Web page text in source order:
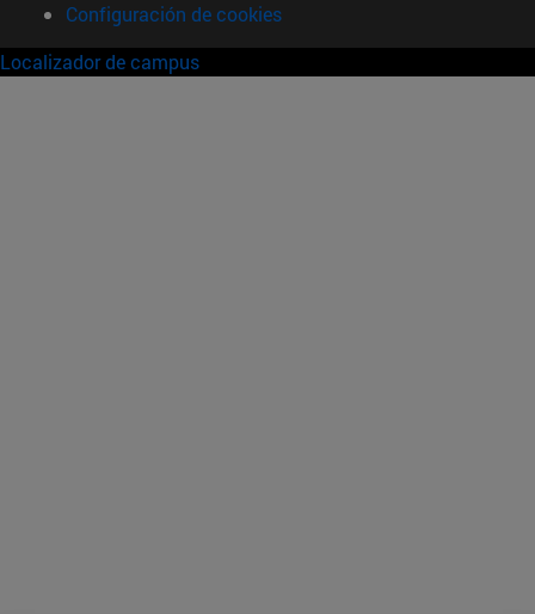
Configuración de cookies
Localizador de campus